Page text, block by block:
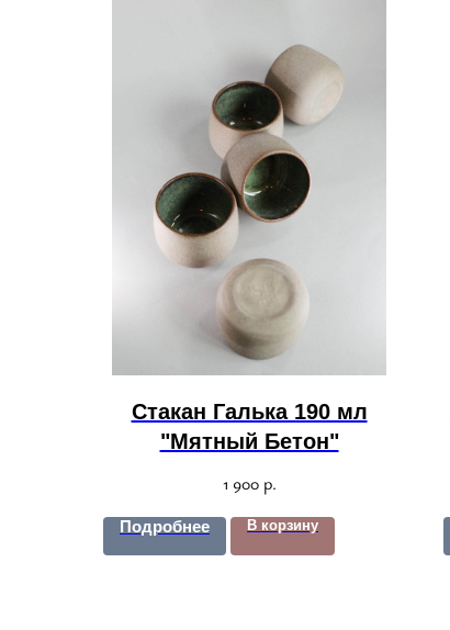
Стакан Галька 190 мл
"Мятный Бетон"
1 900 р.
Подробнее В корзину